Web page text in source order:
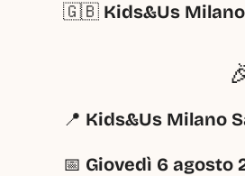
🇬🇧 Kids&Us
📍 Kids&Us Milano
📅 Giovedì 6 agosto